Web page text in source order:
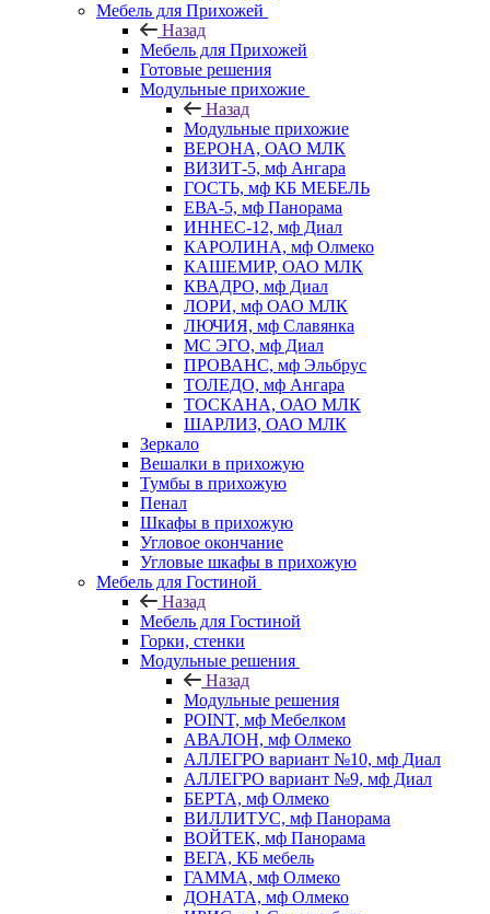
Мебель для Прихожей
Назад
Мебель для Прихожей
Готовые решения
Модульные прихожие
Назад
Модульные прихожие
ВЕРОНА, ОАО МЛК
ВИЗИТ-5, мф Ангара
ГОСТЬ, мф КБ МЕБЕЛЬ
ЕВА-5, мф Панорама
ИННЕС-12, мф Диал
КАРОЛИНА, мф Олмеко
КАШЕМИР, ОАО МЛК
КВАДРО, мф Диал
ЛОРИ, мф ОАО МЛК
ЛЮЧИЯ, мф Славянка
МС ЭГО, мф Диал
ПРОВАНС, мф Эльбрус
ТОЛЕДО, мф Ангара
ТОСКАНА, ОАО МЛК
ШАРЛИЗ, ОАО МЛК
Зеркало
Вешалки в прихожую
Тумбы в прихожую
Пенал
Шкафы в прихожую
Угловое окончание
Угловые шкафы в прихожую
Мебель для Гостиной
Назад
Мебель для Гостиной
Горки, стенки
Модульные решения
Назад
Модульные решения
POINT, мф Мебелком
АВАЛОН, мф Олмеко
АЛЛЕГРО вариант №10, мф Диал
АЛЛЕГРО вариант №9, мф Диал
БЕРТА, мф Олмеко
ВИЛЛИТУС, мф Панорама
ВОЙТЕК, мф Панорама
ВЕГА, КБ мебель
ГАММА, мф Олмеко
ДОНАТА, мф Олмеко